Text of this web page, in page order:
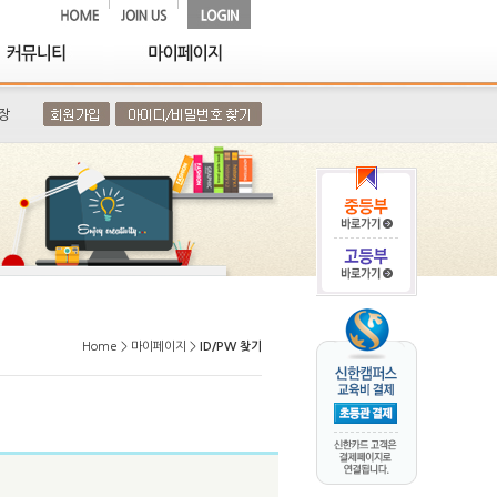
Home > 마이페이지 > ID/PW 찾기